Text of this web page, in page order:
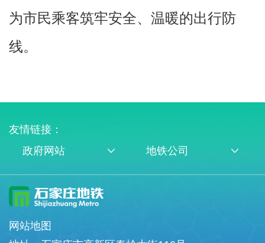
为市民乘客筑牢安全、温暖的出行防
线。
友情链接：
政府网站
地铁公司
网站地图